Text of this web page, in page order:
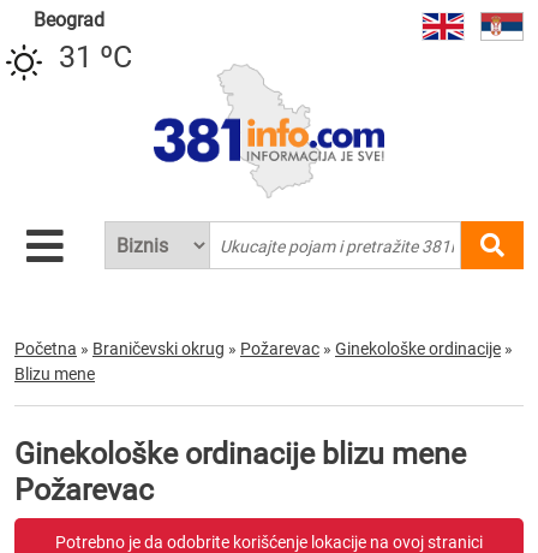
Beograd
31 ºC
Početna » Braničevski okrug » Požarevac » Ginekološke ordinacije »
Blizu mene
Ginekološke ordinacije blizu mene
Požarevac
Potrebno je da odobrite korišćenje lokacije na ovoj stranici